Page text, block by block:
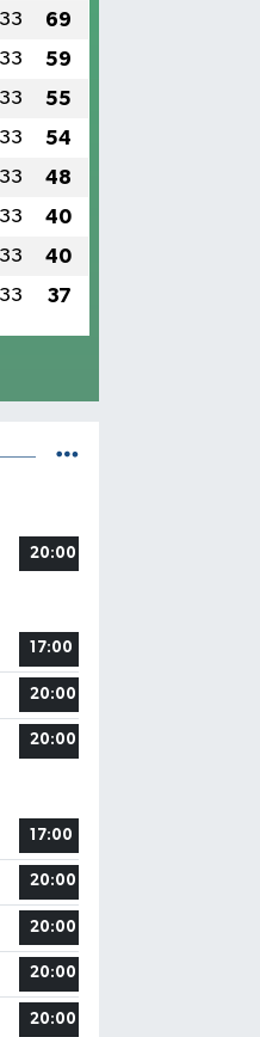
33 69
33 59
33 55
33 54
33 48
33 40
33 40
33 37
20:00
17:00
20:00
20:00
17:00
20:00
20:00
20:00
20:00